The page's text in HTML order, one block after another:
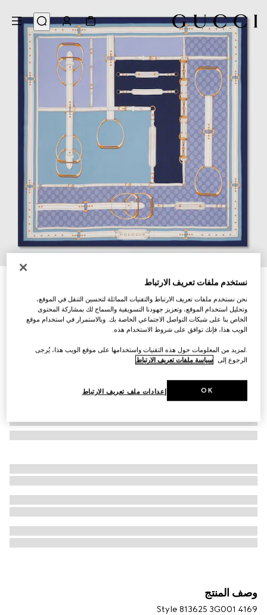
منديل جيب مربع من تويل الحرير مزيّن بطبعات
تنويعاتأزرق وأزرق فاتح
وصف المنتج
Style ‎813625 3G001 4169
نستخدم ملفات تعريف الارتباط
نحن نستخدم ملفات تعريف الارتباط والتقنيات المماثلة لتحسين التنقل في الموقع،
وتحليل استخدام الموقع، وتعزيز جهودنا التسويقية والسماح لك بمشاركة المحتوى
الخاص بنا على شبكات التواصل الاجتماعي الخاصة بك. وبالاستمرار في استخدام موقع
الويب هذا، فإنك توافق على شروط الاستخدام هذه.
.لمزيد من المعلومات حول هذه التقنيات واستخدامها على موقع الويب هذا، يُرجى
الرجوع إلى سياسة ملفات تعريف الارتباط
إعدادات ملف تعريف الارتباط OK